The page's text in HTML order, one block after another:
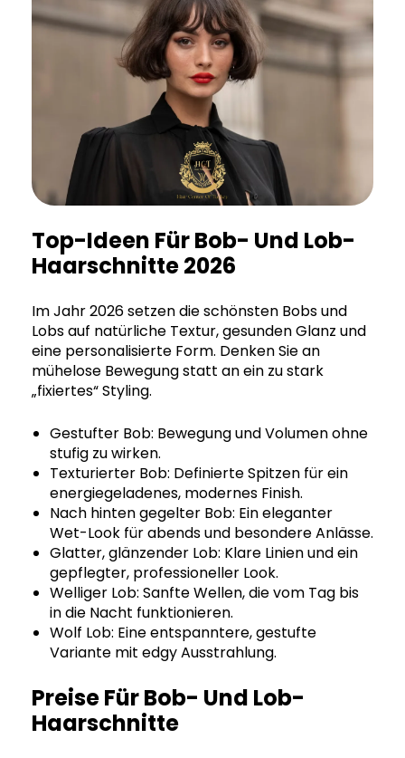
Top-Ideen Für Bob- Und Lob-
Haarschnitte 2026
Im Jahr 2026 setzen die schönsten Bobs und
Lobs auf natürliche Textur, gesunden Glanz und
eine personalisierte Form. Denken Sie an
mühelose Bewegung statt an ein zu stark
„fixiertes“ Styling.
Gestufter Bob: Bewegung und Volumen ohne
stufig zu wirken.
Texturierter Bob: Definierte Spitzen für ein
energiegeladenes, modernes Finish.
Nach hinten gegelter Bob: Ein eleganter
Wet-Look für abends und besondere Anlässe.
Glatter, glänzender Lob: Klare Linien und ein
gepflegter, professioneller Look.
Welliger Lob: Sanfte Wellen, die vom Tag bis
in die Nacht funktionieren.
Wolf Lob: Eine entspanntere, gestufte
Variante mit edgy Ausstrahlung.
Preise Für Bob- Und Lob-
Haarschnitte